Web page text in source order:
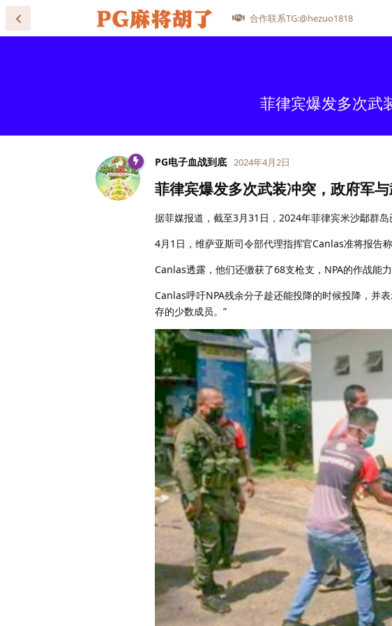
合作联系TG:@hezuo1818
菲律宾爆发多次武
PG电子血战到底 2024年4月2日
菲律宾爆发多次武装冲突，政府军
据菲媒报道，截至3月31日，2024年菲律宾米沙鄢群
4月1日，维萨亚斯司令部代理指挥官Canlas准将报告
Canlas透露，他们还缴获了68支枪支，NPA的作战能力
Canlas呼吁NPA残余分子趁还能投降的时候投降，并
存的少数成员。”